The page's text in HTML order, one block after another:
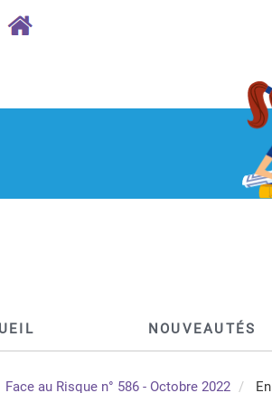
NOUVEAUTÉS
Face au Risque n° 586 - Octobre 2022